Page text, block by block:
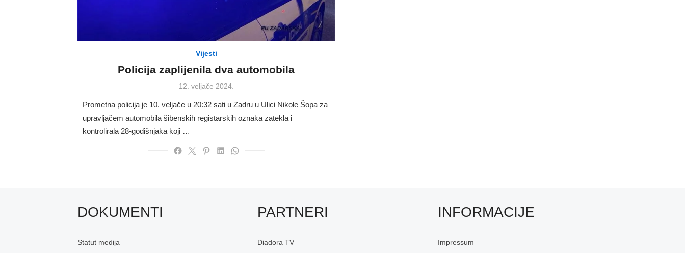
Vijesti
Policija zaplijenila dva automobila
Posted
12. veljače 2024.
Prometna policija je 10. veljače u 20:32 sati u Zadru u Ulici Nikole Šopa za
upravljačem automobila šibenskih registarskih oznaka zatekla i
kontrolirala 28-godišnjaka koji …
DOKUMENTI
Statut medija
PARTNERI
Diadora TV
INFORMACIJE
Impressum